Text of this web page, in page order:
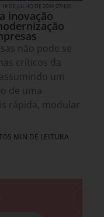
18 DE JULHO DE 2026 07H00
inovação
não pode se
críticos da
um
de uma
rápida, modular
MIN DE LEITURA